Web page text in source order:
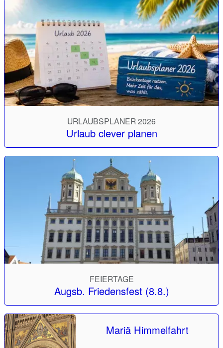
URLAUBSPLANER 2026
Urlaub clever planen
FEIERTAGE
Augsb. Friedensfest (8.8.)
Mariä Himmelfahrt